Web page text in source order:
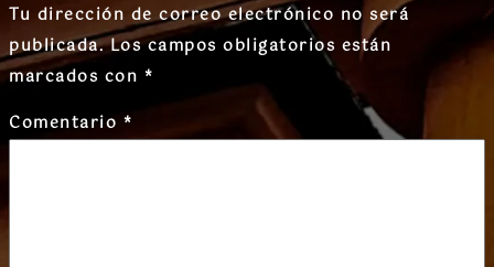
Tu dirección de correo electrónico no será
publicada. Los campos obligatorios están
marcados con *
Comentario *